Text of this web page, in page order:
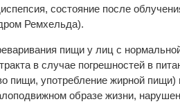
состояние после
Ремхельда).
пищи у лиц с
в случае погрешностей в
пищи, употребление жирной пищи)
образе жизни,